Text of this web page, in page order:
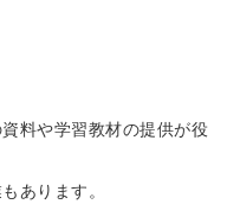
料や学習教材の提供が役
あります。